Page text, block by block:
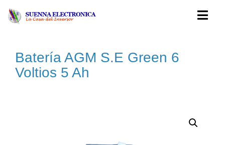
Batería AGM S.E Green 6
Voltios 5 Ah